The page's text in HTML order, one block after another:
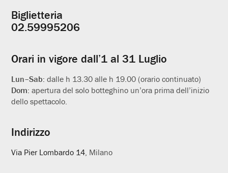
Informazioni
utili
Biglietteria
02.59995206
Orari in vigore dall’1 al 31 Luglio
Lun–Sab:dalle h 13.30 alle h 19.00 (orario continuato)
Dom:apertura del solo botteghino un’ora prima dell’inizio
dello spettacolo.
Indirizzo
Via Pier Lombardo 14 , Milano